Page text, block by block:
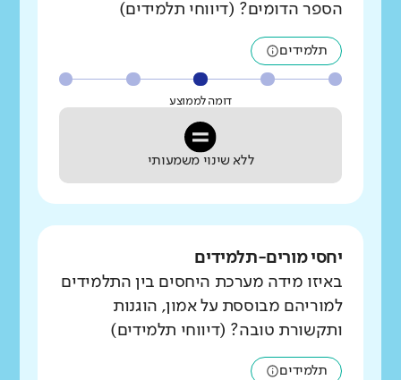
הספר הדומים? (דיווחי תלמידים)
תלמידים
דומה לממוצע
ללא שינוי משמעותי
יחסי מורים-תלמידים
באיזו מידה מערכת היחסים בין התלמידים
למוריהם מבוססת על אמון, הוגנות
ותקשורת טובה? (דיווחי תלמידים)
תלמידים